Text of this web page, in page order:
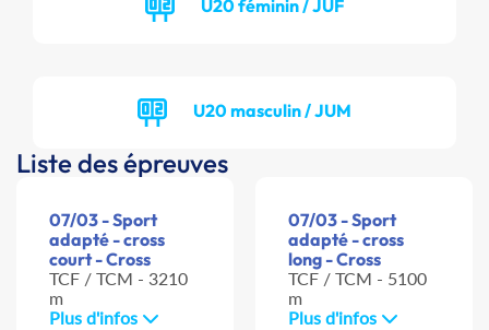
U20 féminin / JUF
U20 masculin / JUM
Liste des épreuves
07/03 - Sport
adapté - cross
court - Cross
TCF / TCM - 3210
m
Plus d'infos
07/03 - Sport
adapté - cross
long - Cross
TCF / TCM - 5100
m
Plus d'infos